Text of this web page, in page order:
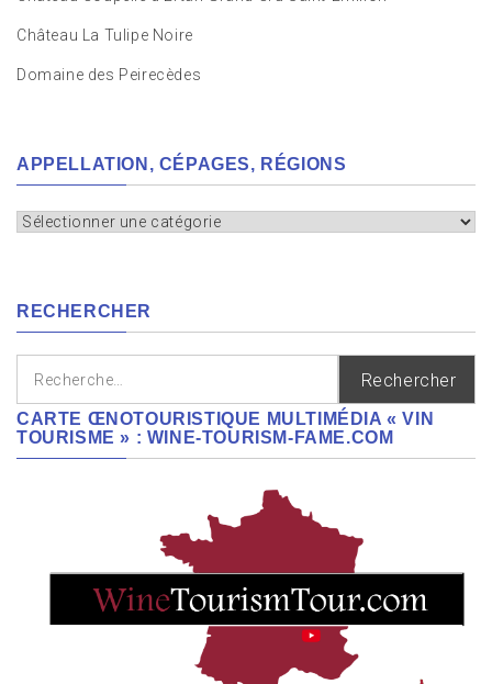
Château La Tulipe Noire
Domaine des Peirecèdes
APPELLATION, CÉPAGES, RÉGIONS
Appellation,
RECHERCHER
Rechercher :
CARTE ŒNOTOURISTIQUE MULTIMÉDIA « VIN
TOURISME » : WINE-TOURISM-FAME.COM